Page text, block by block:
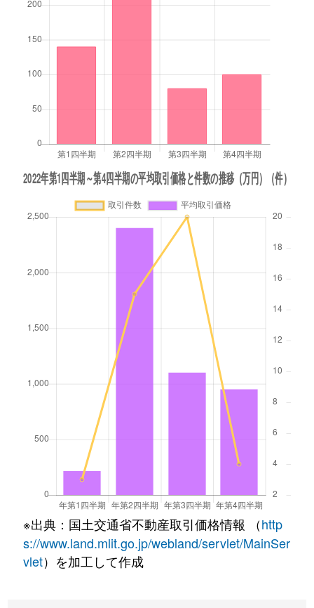
※出典：国土交通省不動産取引価格情報 （http
s://www.land.mlit.go.jp/webland/servlet/MainSer
vlet）を加工して作成